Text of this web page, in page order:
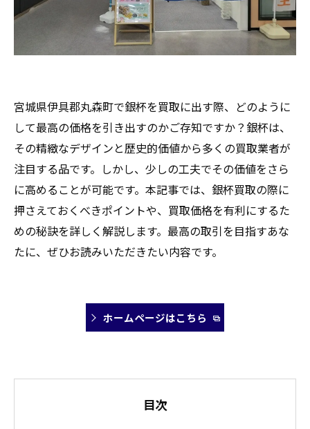
宮城県伊具郡丸森町で銀杯を買取に出す際、どのように
して最高の価格を引き出すのかご存知ですか？銀杯は、
その精緻なデザインと歴史的価値から多くの買取業者が
注目する品です。しかし、少しの工夫でその価値をさら
に高めることが可能です。本記事では、銀杯買取の際に
押さえておくべきポイントや、買取価格を有利にするた
めの秘訣を詳しく解説します。最高の取引を目指すあな
たに、ぜひお読みいただきたい内容です。
ホームページはこちら
目次